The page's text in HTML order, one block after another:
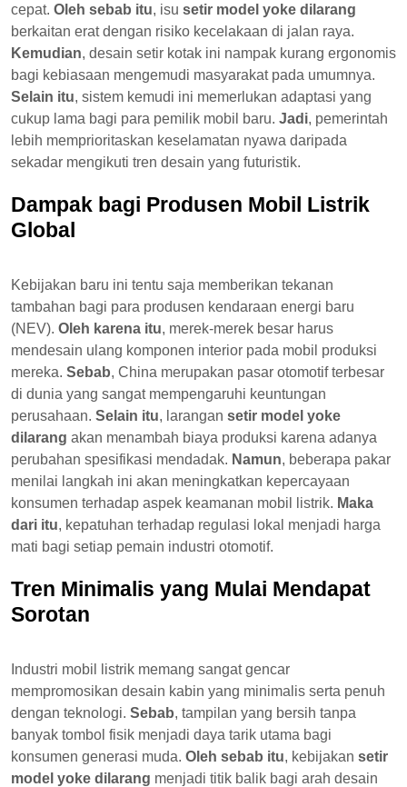
cepat. Oleh sebab itu, isu setir model yoke dilarang
berkaitan erat dengan risiko kecelakaan di jalan raya.
Kemudian, desain setir kotak ini nampak kurang ergonomis
bagi kebiasaan mengemudi masyarakat pada umumnya.
Selain itu, sistem kemudi ini memerlukan adaptasi yang
cukup lama bagi para pemilik mobil baru. Jadi, pemerintah
lebih memprioritaskan keselamatan nyawa daripada
sekadar mengikuti tren desain yang futuristik.
Dampak bagi Produsen Mobil Listrik
Global
Kebijakan baru ini tentu saja memberikan tekanan
tambahan bagi para produsen kendaraan energi baru
(NEV). Oleh karena itu, merek-merek besar harus
mendesain ulang komponen interior pada mobil produksi
mereka. Sebab, China merupakan pasar otomotif terbesar
di dunia yang sangat mempengaruhi keuntungan
perusahaan. Selain itu, larangan setir model yoke
dilarang akan menambah biaya produksi karena adanya
perubahan spesifikasi mendadak. Namun, beberapa pakar
menilai langkah ini akan meningkatkan kepercayaan
konsumen terhadap aspek keamanan mobil listrik. Maka
dari itu, kepatuhan terhadap regulasi lokal menjadi harga
mati bagi setiap pemain industri otomotif.
Tren Minimalis yang Mulai Mendapat
Sorotan
Industri mobil listrik memang sangat gencar
mempromosikan desain kabin yang minimalis serta penuh
dengan teknologi. Sebab, tampilan yang bersih tanpa
banyak tombol fisik menjadi daya tarik utama bagi
konsumen generasi muda. Oleh sebab itu, kebijakan setir
model yoke dilarang menjadi titik balik bagi arah desain